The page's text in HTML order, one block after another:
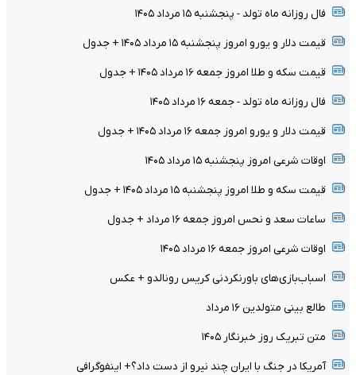
فال روزانه ماه تولد - پنجشنبه ۱۵ مرداد ۱۴۰۵
قیمت دلار و یورو امروز پنجشنبه ۱۵ مرداد ۱۴۰۵ + جدول
قیمت سکه و طلا امروز جمعه ۱۶ مرداد ۱۴۰۵ + جدول
فال روزانه ماه تولد - جمعه ۱۶ مرداد ۱۴۰۵
قیمت دلار و یورو امروز جمعه ۱۶ مرداد ۱۴۰۵ + جدول
اوقات شرعی امروز پنجشنبه ۱۵ مرداد ۱۴۰۵
قیمت سکه و طلا امروز پنجشنبه ۱۵ مرداد ۱۴۰۵ + جدول
ساعات سعد و نحس امروز جمعه ۱۶ مرداد + جدول
اوقات شرعی امروز جمعه ۱۶ مرداد ۱۴۰۵
اسباب‌بازی‌های باورنکردنی کریس رونالدو + عکس
طالع بینی متولدین ۱۶ مرداد
متن تبریک روز خبرنگار ۱۴۰۵
آمریکا در جنگ با ایران چند نیرو از دست داد؟+ اینفوگرافی